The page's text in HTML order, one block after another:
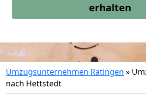
erhalten
Umzugsunternehmen Ratingen »
nach Hettstedt